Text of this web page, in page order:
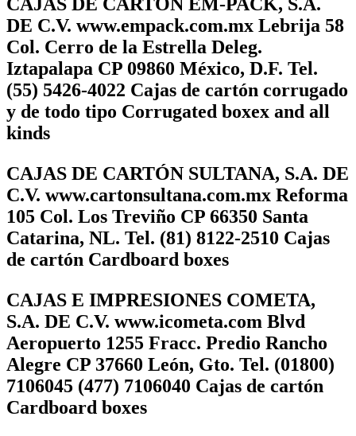
DE C.V. www.empack.com.mx Lebrija 58
Col. Cerro de la Estrella Deleg.
Iztapalapa CP 09860 México, D.F. Tel.
(55) 5426-4022 Cajas de cartón corrugado
y de todo tipo Corrugated boxex and all
kinds
CAJAS DE CARTÓN SULTANA, S.A. DE
C.V. www.cartonsultana.com.mx Reforma
105 Col. Los Treviño CP 66350 Santa
Catarina, NL. Tel. (81) 8122-2510 Cajas
de cartón Cardboard boxes
CAJAS E IMPRESIONES COMETA,
S.A. DE C.V. www.icometa.com Blvd
Aeropuerto 1255 Fracc. Predio Rancho
Alegre CP 37660 León, Gto. Tel. (01800)
7106045 (477) 7106040 Cajas de cartón
Cardboard boxes